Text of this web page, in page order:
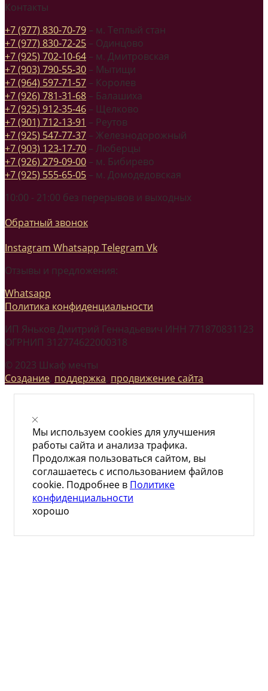
Контакты
+7 (977) 830-70-79 – м. Теплый стан
+7 (977) 830-72-25 – Одинцово
+7 (925) 702-10-64 – м. Дмитровская
+7 (903) 790-55-30 – Мытищи
+7 (964) 597-71-57 – Королев
+7 (926) 781-31-68 – Балашиха
+7 (925) 912-35-46 – Щелково
+7 (901) 712-13-91 – Реутов
+7 (925) 547-77-37 – Железнодорожный
+7 (903) 123-17-70 – Люберцы
+7 (926) 279-09-00 – м. Бибирево
+7 (925) 555-65-05 – м. Домодедовская
10:00 - 21:00 без перерывов и выходных
Обратный звонок
Instagram Whatsapp Telegram Vk
Отзывы и предложения:
Whatsapp
Политика конфиденциальности
ИП Яньков Дмитрий Геннадьевич ИНН 771870831123
ОГРНИП 312774622000318
© 2023 Шкаф мечты
Создание, поддержка, продвижение сайта
Мы используем cookies для улучшения
работы сайта и анализа трафика.
Продолжая пользоваться сайтом, вы
соглашаетесь с использованием файлов
cookie. Подробнее в Политике
конфиденциальности
хорошо